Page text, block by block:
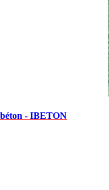
- IBETON